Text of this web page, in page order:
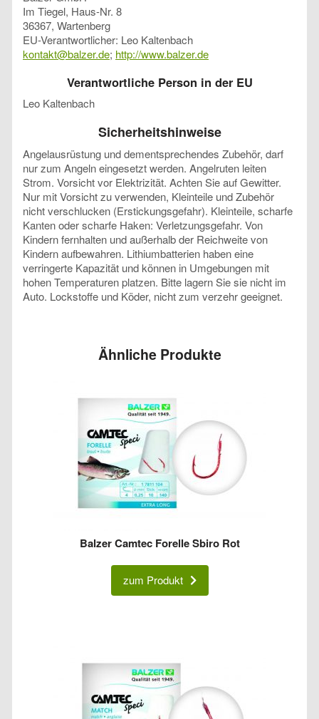
Im Tiegel, Haus-Nr. 8
36367, Wartenberg
EU-Verantwortlicher: Leo Kaltenbach
kontakt@balzer.de; http://www.balzer.de
Verantwortliche Person in der EU
Leo Kaltenbach
Sicherheitshinweise
Angelausrüstung und dementsprechendes Zubehör, darf
nur zum Angeln eingesetzt werden. Angelruten leiten
Strom. Vorsicht vor Elektrizität. Achten Sie auf Gewitter.
Nur mit Vorsicht zu verwenden, Kleinteile und Zubehör
nicht verschlucken (Erstickungsgefahr). Kleinteile, scharfe
Kanten oder scharfe Haken: Verletzungsgefahr. Von
Kindern fernhalten und außerhalb der Reichweite von
Kindern aufbewahren. Lithiumbatterien haben eine
verringerte Kapazität und können in Umgebungen mit
hohen Temperaturen platzen. Bitte lagern Sie sie nicht im
Auto. Lockstoffe und Köder, nicht zum verzehr geeignet.
Ähnliche Produkte
Balzer Camtec Forelle Sbiro Rot
zum Produkt